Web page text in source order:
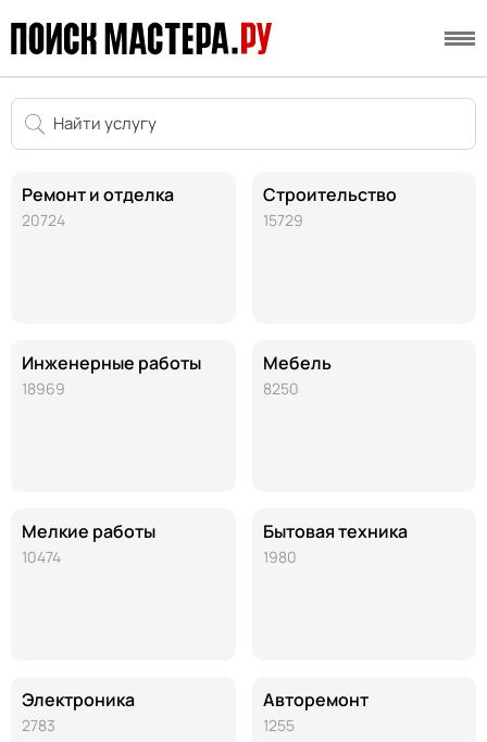
Ремонт и отделка
20724
Инженерные работы
18969
Мелкие работы
10474
Электроника
2783
Строительство
15729
Мебель
8250
Бытовая техника
1980
Авторемонт
1255